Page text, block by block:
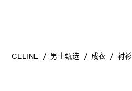
CELINE 男士甄选 成衣 衬衫